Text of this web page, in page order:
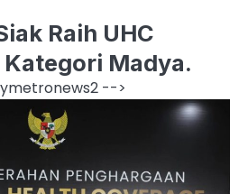
Raih UHC
Madya.
metronews2 -->